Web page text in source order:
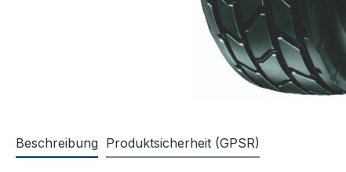
Beschreibung Produktsicherheit (GPSR)